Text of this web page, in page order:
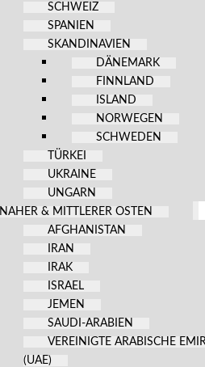
SCHWEIZ
SPANIEN
SKANDINAVIEN
DÄNEMARK
FINNLAND
ISLAND
NORWEGEN
SCHWEDEN
TÜRKEI
UKRAINE
UNGARN
NAHER & MITTLERER OSTEN
AFGHANISTAN
IRAN
IRAK
ISRAEL
JEMEN
SAUDI-ARABIEN
VEREINIGTE ARABISCHE
(UAE)